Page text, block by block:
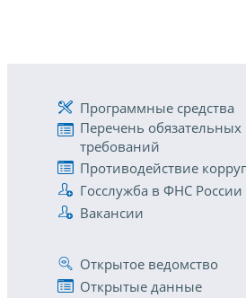
Программные средства
Перечень обязательных
требований
Противодействие
Госслужба в ФНС России
Вакансии
Открытое ведомство
Открытые данные